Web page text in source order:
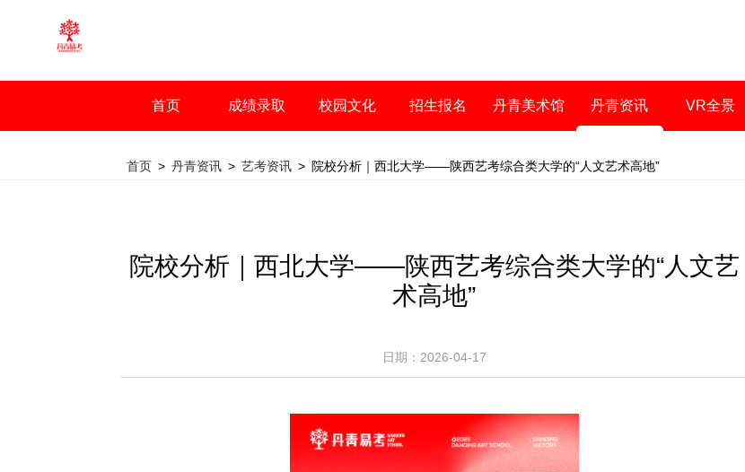
首页 成绩录取 校园文化 招生报名 丹青美术馆 丹青资讯 VR全景
首页 > 丹青资讯 > 艺考资讯 > 院校分析｜西北大学——陕西艺考综合类大学的“人文艺术高地”
院校分析｜西北大学——陕西艺考综合类大学的“人文艺
术高地”
日期：2026-04-17